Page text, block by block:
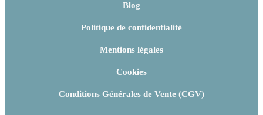
Blog
Politique de confidentialité
Mentions légales
Cookies
Conditions Générales de Vente (CGV)